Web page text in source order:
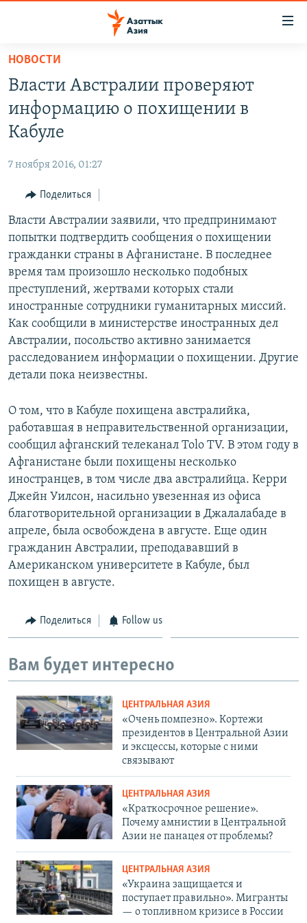
Вернуться
основному
содержанию
Вернутся
главной
навигации
Вернутся
поиску
КАЗАХСТАН
КЫРГЫЗСТАН
ТАДЖИКИСТАН
НОВОСТИ
ВОЙНА В УКРАИНЕ
ҚАЗАҚША
КЫРГЫЗЧА
ЎЗБЕКЧА
TÜRKMENÇE
Все сайты РСЕ/РС
НОВОСТИ
Власти Австралии проверяют
информацию о похищении в
Кабуле
7 ноября 2016, 01:27
Поделиться
Власти Австралии заявили, что предпринимают
попытки подтвердить сообщения о похищении
гражданки страны в Афганистане. В последнее
время там произошло несколько подобных
преступлений, жертвами которых стали
иностранные сотрудники гуманитарных миссий.
Как сообщили в министерстве иностранных дел
Австралии, посольство активно занимается
расследованием информации о похищении. Другие
детали пока неизвестны.
О том, что в Кабуле похищена австралийка,
работавшая в неправительственной организации,
сообщил афганский телеканал Tolo TV. В этом году в
Афганистане были похищены несколько
иностранцев, в том числе два австралийца. Керри
Джейн Уилсон, насильно увезенная из офиса
благотворительной организации в Джалалабаде в
апреле, была освобождена в августе. Еще один
гражданин Австралии, преподававший в
Американском университете в Кабуле, был
похищен в августе.
Поделиться Follow us
Вам будет интересно
ЦЕНТРАЛЬНАЯ АЗИЯ
«Очень помпезно». Кортежи
президентов в Центральной Азии
и эксцессы, которые с ними
связывают
ЦЕНТРАЛЬНАЯ АЗИЯ
«Краткосрочное решение».
Почему амнистии в Центральной
Азии не панацея от проблемы?
ЦЕНТРАЛЬНАЯ АЗИЯ
«Украина защищается и
поступает правильно». Мигранты
— о топливном кризисе в России